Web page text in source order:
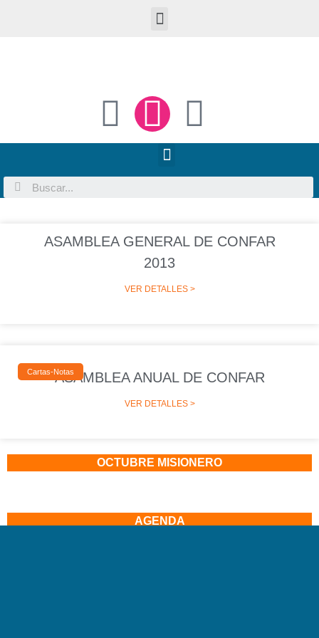
ASAMBLEA GENERAL DE CONFAR
2013
VER DETALLES >
Cartas-NotasASAMBLEA ANUAL DE CONFAR
VER DETALLES >
OCTUBRE MISIONERO
AGENDA